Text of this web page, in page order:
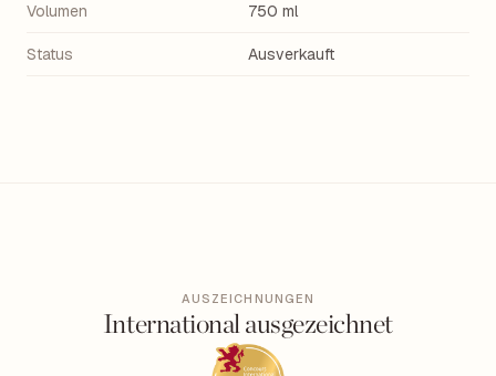
Volumen 750 ml
Status Ausverkauft
AUSZEICHNUNGEN
International ausgezeichnet